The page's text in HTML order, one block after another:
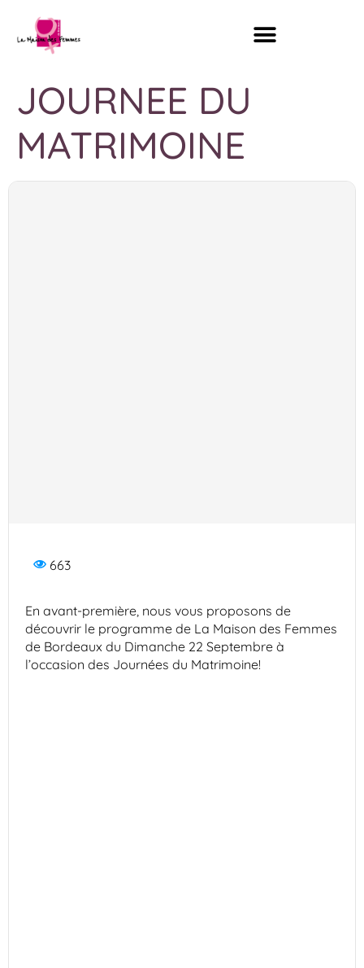
JOURNEE DU
MATRIMOINE
663
En avant-première, nous vous proposons de
découvrir le programme de La Maison des Femmes
de Bordeaux du Dimanche 22 Septembre à
l’occasion des Journées du Matrimoine!